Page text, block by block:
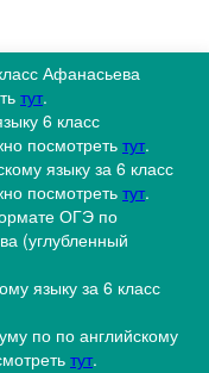
Афанасьева
тут.
6 класс
посмотреть тут.
языку за 6 класс
посмотреть тут.
ОГЭ по
(углубленный
языку за 6 класс
по по английскому
тут.